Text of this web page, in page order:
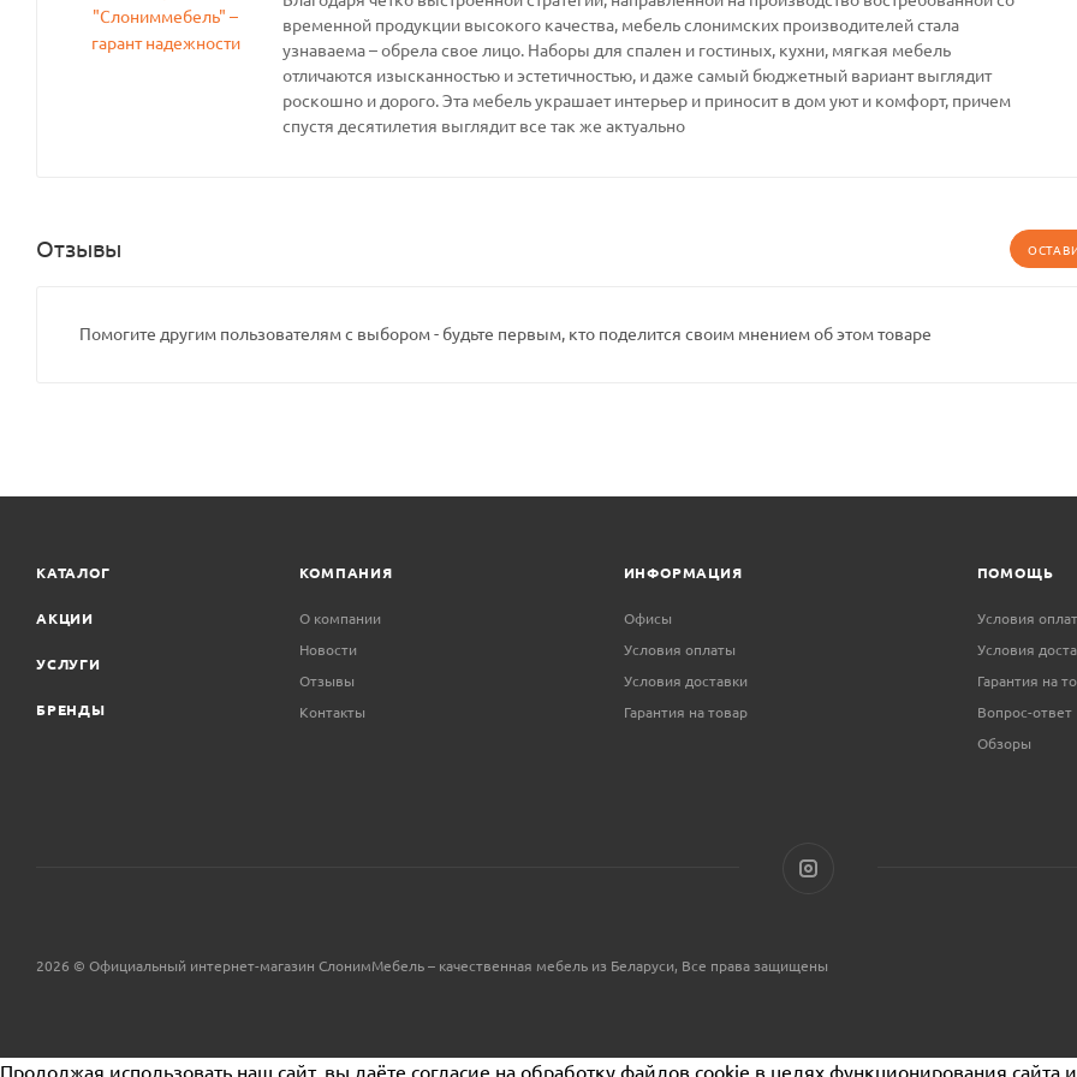
временной продукции высокого качества, мебель слонимских производителей стала
узнаваема – обрела свое лицо. Наборы для спален и гостиных, кухни, мягкая мебель
отличаются изысканностью и эстетичностью, и даже самый бюджетный вариант выглядит
роскошно и дорого. Эта мебель украшает интерьер и приносит в дом уют и комфорт, причем
спустя десятилетия выглядит все так же актуально
Отзывы
Помогите другим пользователям с выбором - будьте первым, кто поделится своим мнением об этом товаре
КАТАЛОГ
АКЦИИ
УСЛУГИ
БРЕНДЫ
КОМПАНИЯ
О компании
Новости
Отзывы
Контакты
ИНФОРМАЦИЯ
Офисы
Условия оплаты
Условия доставки
Гарантия на товар
ПОМОЩЬ
Условия
Условия
Гарантия на
Вопрос-ответ
Обзоры
2026 © Официальный интернет-магазин СлонимМебель – качественная мебель из Беларуси, Все права защищены
Продолжая использовать наш сайт, вы даёте согласие на обработку файлов cookie в целях функционирования сайта и